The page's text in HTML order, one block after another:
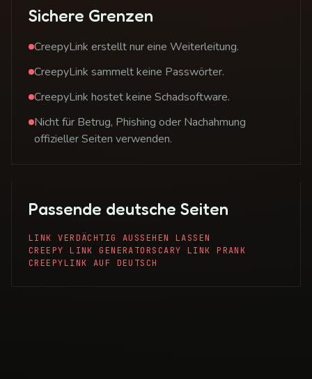
Sichere Grenzen
CreepyLink erstellt nur eine Weiterleitung.
CreepyLink sammelt keine Passwörter.
CreepyLink hostet keine Schadsoftware.
Nicht für Betrug, Phishing oder Nachahmung
offizieller Seiten verwenden.
Passende deutsche Seiten
LINK VERDÄCHTIG AUSSEHEN LASSEN
CREEPY LINK GENERATORSCARY LINK PRANK
CREEPYLINK AUF DEUTSCH